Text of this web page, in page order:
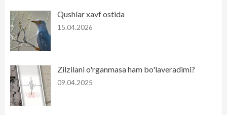
Qushlar xavf ostida
15.04.2026
Zilzilani o'rganmasa ham bo'laveradimi?
09.04.2025